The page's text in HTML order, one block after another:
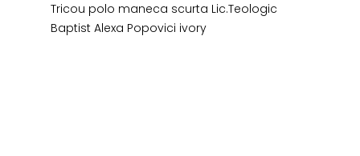
Tricou polo maneca scurta Lic.Teologic
Baptist Alexa Popovici ivory